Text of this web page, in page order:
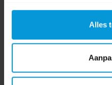
Alles
Deze stofwis set is helemaal
verstel je gemakkelijk naar de